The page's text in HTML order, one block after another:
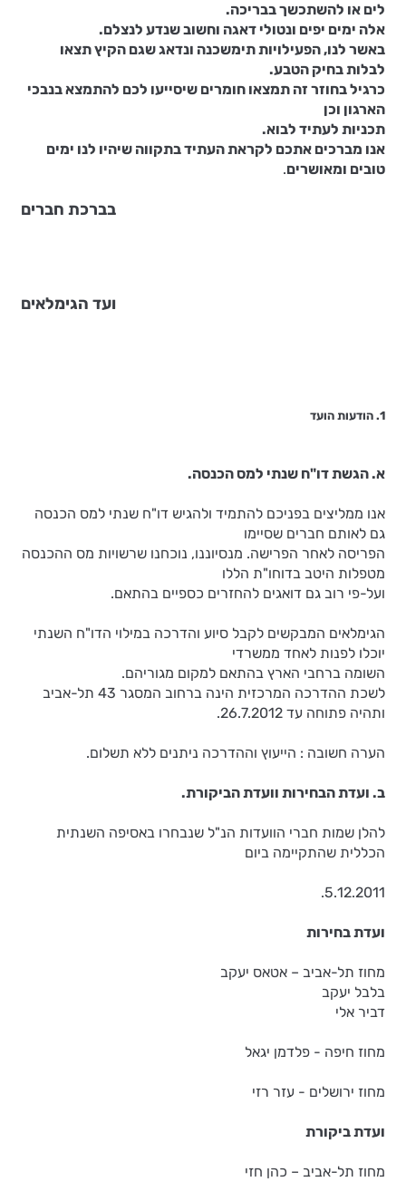
לים או להשתכשך בבריכה.
אלה ימים יפים ונטולי דאגה וחשוב שנדע לנצלם.
באשר לנו, הפעילויות תימשכנה ונדאג שגם הקיץ תצאו
לבלות בחיק הטבע.
כרגיל בחוזר זה תמצאו חומרים שיסייעו לכם להתמצא בנבכי
הארגון וכן
תכניות לעתיד לבוא.
אנו מברכים אתכם לקראת העתיד בתקווה שיהיו לנו ימים
טובים ומאושרים.
בברכת חברים
ועד הגימלאים
1. הודעות הועד
א. הגשת דו"ח שנתי למס הכנסה.
אנו ממליצים בפניכם להתמיד ולהגיש דו"ח שנתי למס הכנסה
גם לאותם חברים שסיימו
הפריסה לאחר הפרישה. מנסיוננו, נוכחנו שרשויות מס ההכנסה
מטפלות היטב בדוחו"ת הללו
ועל-פי רוב גם דואגים להחזרים כספיים בהתאם.
הגימלאים המבקשים לקבל סיוע והדרכה במילוי הדו"ח השנתי
יוכלו לפנות לאחד ממשרדי
השומה ברחבי הארץ בהתאם למקום מגוריהם.
לשכת ההדרכה המרכזית הינה ברחוב המסגר 43 תל-אביב
ותהיה פתוחה עד 26.7.2012.
הערה חשובה : הייעוץ וההדרכה ניתנים ללא תשלום.
ב. ועדת הבחירות וועדת הביקורת.
להלן שמות חברי הוועדות הנ"ל שנבחרו באסיפה השנתית
הכללית שהתקיימה ביום
5.12.2011.
ועדת בחירות
מחוז תל-אביב – אטאס יעקב
בלבל יעקב
דביר אלי
מחוז חיפה - פלדמן יגאל
מחוז ירושלים - עזר רזי
ועדת ביקורת
מחוז תל-אביב – כהן חזי